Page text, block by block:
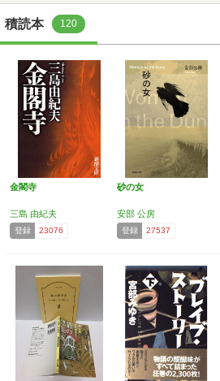
積読本 120
金閣寺
三島 由紀夫
登録 23076
砂の女
安部 公房
登録 27537